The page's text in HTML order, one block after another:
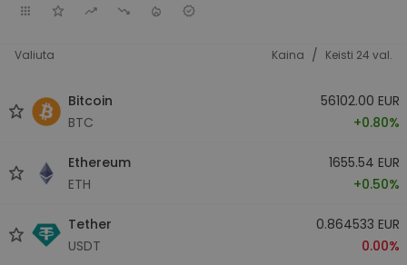
Valiuta Kaina / Keisti 24 val.
Bitcoin
BTC
56102.00 EUR
+0.80%
Ethereum
ETH
1655.54 EUR
+0.50%
Tether
USDT
0.864533 EUR
0.00%